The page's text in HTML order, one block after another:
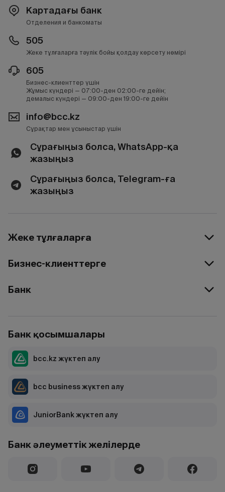
Картадағы банк
Отделения и банкоматы
505
Жеке тұлғаларға тәулік бойы қолдау көрсету нөмірі
605
Бизнес-клиенттер үшін
Жұмыс күндері — 07:00-ден 02:00-ге дейін;
демалыс күндері — 09:00-ден 19:00-ге дейін
info@bcc.kz
Сұрақтар мен ұсыныстар үшін
Сұрағыңыз болса, WhatsApp-қа
жазыңыз
Сұрағыңыз болса, Telegram-ға
жазыңыз
Жеке тұлғаларға
Бизнес-клиенттерге
Банк
Банк әлеуметтік желілерде
Банк қосымшалары
bcc.kz жүктеп алу
bcc business жүктеп алу
JuniorBank жүктеп алу